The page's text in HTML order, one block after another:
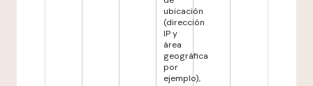
ubicación
(dirección
IP y
área
geográfica
por
ejemplo),